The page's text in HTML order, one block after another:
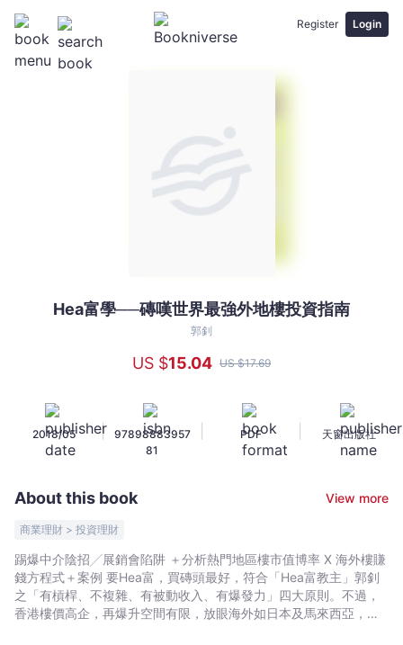
Register Login
強
外
樓
投
資
Hea富學──磚嘆世界最強外地樓投資指南
郭釗
US $15.04 US $17.69
2018/05 |
97898883957
81
PDF 天窗出版社
About this book View more
商業理財 > 投資理財
踢爆中介陰招╱展銷會陷阱 ＋分析熱門地區樓市值博率 X 海外樓賺
錢方程式＋案例 要Hea富，買磚頭最好，符合「Hea富教主」郭釗
之「有槓桿、不複雜、有被動收入、有爆發力」四大原則。不過，
香港樓價高企，再爆升空間有限，放眼海外如日本及馬來西亞，卻